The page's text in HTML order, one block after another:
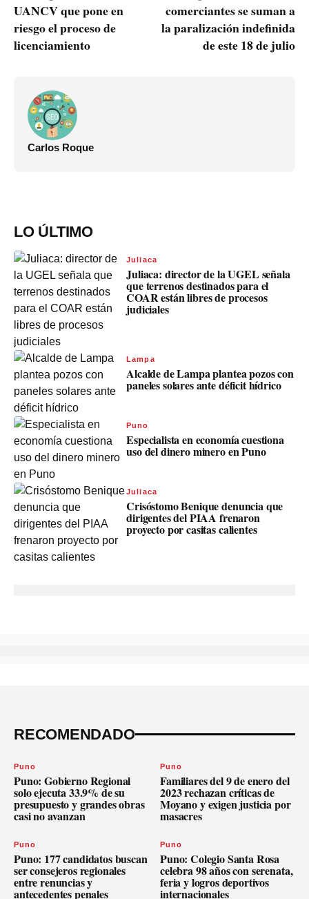
UANCV que pone en
riesgo el proceso de
licenciamiento
comerciantes se suman a
la paralización indefinida
de este 18 de julio
Carlos Roque
LO ÚLTIMO
Juliaca
Juliaca: director de la UGEL señala
que terrenos destinados para el
COAR están libres de procesos
judiciales
Lampa
Alcalde de Lampa plantea pozos con
paneles solares ante déficit hídrico
Puno
Especialista en economía cuestiona
uso del dinero minero en Puno
Juliaca
Crisóstomo Benique denuncia que
dirigentes del PIAA frenaron
proyecto por casitas calientes
RECOMENDADO
Puno
Puno: Gobierno Regional
solo ejecuta 33.9% de su
presupuesto y grandes obras
casi no avanzan
Puno
Familiares del 9 de enero del
2023 rechazan críticas de
Moyano y exigen justicia por
masacres
Puno
Puno: 177 candidatos buscan
ser consejeros regionales
entre renuncias y
antecedentes penales
Puno
Puno: Colegio Santa Rosa
celebra 98 años con serenata,
feria y logros deportivos
internacionales